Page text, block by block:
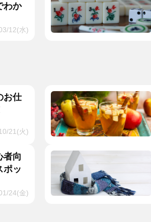
わか
12(水)
お仕
21(火)
者向
ポッ
24(金)